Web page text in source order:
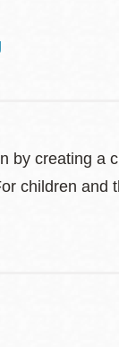
by creating a
children and